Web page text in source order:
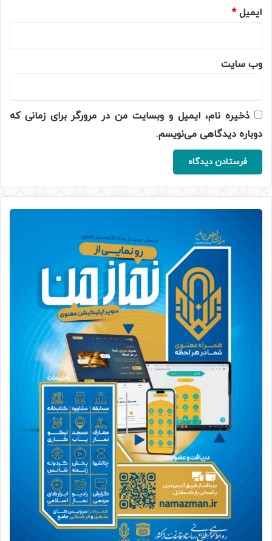
ایمیل*
وب‌ سایت
ذخیره نام، ایمیل و وبسایت من در مرورگر برای زمانی که
دوباره دیدگاهی می‌نویسم.